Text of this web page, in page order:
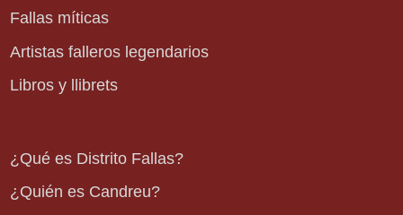
Fallas míticas
Artistas falleros legendarios
Libros y llibrets
¿Qué es Distrito Fallas?
¿Quién es Candreu?